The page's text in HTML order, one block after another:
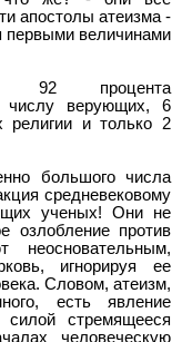
апостолы атеизма -
первыми величинами
92 процента
числу верующих, 6
религии и только 2
большого числа
средневековому
ученых! Они не
озлобление против
неосновательным,
игнорируя ее
Словом, атеизм,
есть явление
силой стремящееся
человеческую